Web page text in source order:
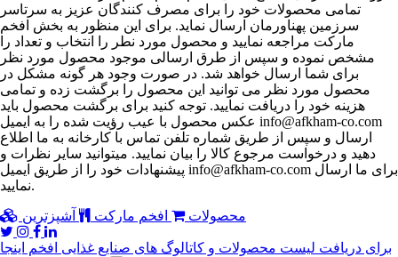
تمامی محصولات خود را برای مصرف کنندگان عزیز به سرتاسر
سرزمین پهناورمان ارسال نماید. برای این منظور به بخش افخم
مارکت مراجعه نمایید و محصول مورد نطر را انتخاب و تعداد را
مشخص نموده و سپس از طرق ارسالی موجود محصول مورد نظر
برای شما ارسال خواهد شد. در صورت وجود هر گونه مشکل در
محصول مورد نظر می توانید این محصول را برگشت زده و تمامی
هزینه خود را دریافت نمایید. توجه کنید برای برگشت محصول باید
عکس محصول با عیب رؤیت شده را به ایمیل info@afkham-co.com
ارسال و سپس از طریق شماره تلفن تماس با کارخانه به ما اطلاع
دهید و درخواست مرجوع کالا را بیان نمایید. میتوانید سایر نظرات و
پیشنهادات خود را از طریق ایمیل info@afkham-co.com برای ما ارسال
نمایید.
محصولات
افخم مارکت آشپزترین
برای دریافت لیست محصولات و کاتالوگ های صنایع غذایی افخم اینجا